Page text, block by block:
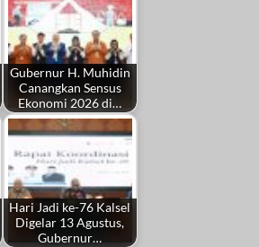
Gubernur H. Muhidin
Canangkan Sensus
Ekonomi 2026 di…
Hari Jadi ke-76 Kalsel
Digelar 13 Agustus,
Gubernur…